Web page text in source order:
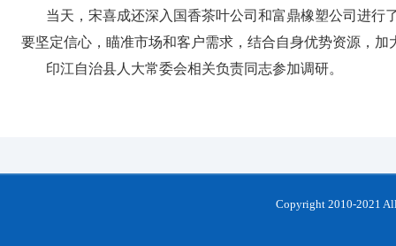
当天，宋喜成还深入国香茶叶公司和富鼎橡塑公司进
要坚定信心，瞄准市场和客户需求，结合自身优势资源，
印江自治县人大常委会相关负责同志参加调研。
Copyright 2010-2021